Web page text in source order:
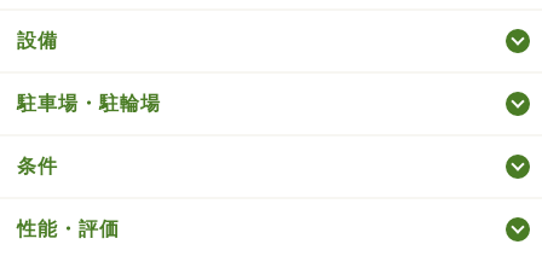
設備
駐車場・駐輪場
条件
性能・評価